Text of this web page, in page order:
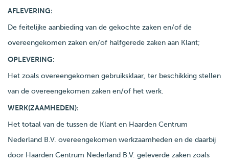
AFLEVERING:
De feitelijke aanbieding van de gekochte zaken en/of de
overeengekomen zaken en/of halfgerede zaken aan Klant;
OPLEVERING:
Het zoals overeengekomen gebruiksklaar, ter beschikking stellen
van de overeengekomen zaken en/of het werk.
WERK(ZAAMHEDEN):
Het totaal van de tussen de Klant en Haarden Centrum
Nederland B.V. overeengekomen werkzaamheden en de daarbij
door Haarden Centrum Nederland B.V. geleverde zaken zoals